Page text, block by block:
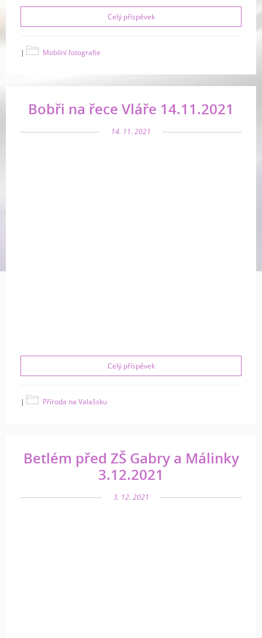
Celý příspěvek
| Mobilní fotografie
Bobři na řece Vláře 14.11.2021
14. 11. 2021
Celý příspěvek
| Příroda na Valašsku
Betlém před ZŠ Gabry a Málinky
3.12.2021
3. 12. 2021